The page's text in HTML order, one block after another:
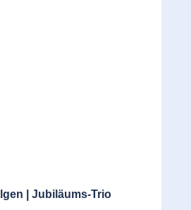
| Jubiläums-Trio